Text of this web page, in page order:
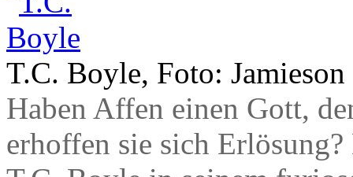
T.C. Boyle, Foto:
Haben Affen einen Gott,
erhoffen sie sich